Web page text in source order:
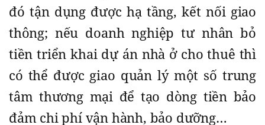
đó tận dụng được hạ tầng, kết nối giao
thông; nếu doanh nghiệp tư nhân bỏ
tiền triển khai dự án nhà ở cho thuê thì
có thể được giao quản lý một số trung
tâm thương mại để tạo dòng tiền bảo
đảm chi phí vận hành, bảo dưỡng…